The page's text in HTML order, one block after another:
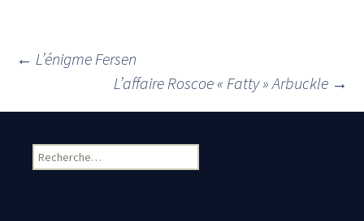
Navigation des articles
← L’énigme Fersen
L’affaire Roscoe « Fatty » Arbuckle →
Rechercher :